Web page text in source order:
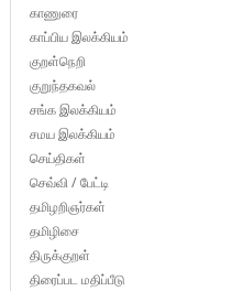
காணுரை
காப்பிய இலக்கியம்
குறள்நெறி
குறுந்தகவல்
சங்க இலக்கியம்
சமய இலக்கியம்
செய்திகள்
செவ்வி / பேட்டி
தமிழறிஞர்கள்
தமிழிசை
திருக்குறள்
திரைப்பட மதிப்பீடு